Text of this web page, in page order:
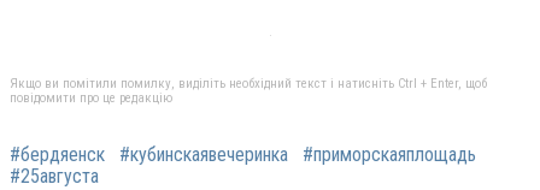
Якщо ви помітили помилку, виділіть необхідний текст і натисніть Ctrl + Enter, щоб
повідомити про це редакцію
#бердяенск #кубинскаявечеринка
#приморскаяплощадь
#25августа